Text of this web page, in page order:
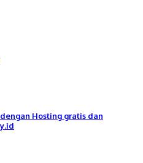
Hosting gratis dan